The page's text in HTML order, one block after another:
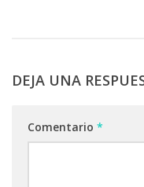
DEJA UNA
Comentario *